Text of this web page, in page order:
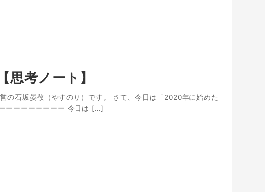
考ノート】
の石坂晏敬（やすのり）です。 さて、今日は「2020年に始めた
ーーーーーーーー 今日は […]